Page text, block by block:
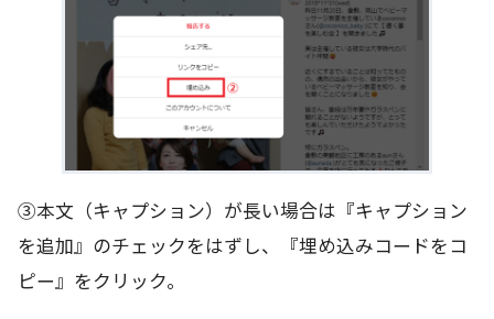
③本文（キャプション）が長い場合は『キャプション
を追加』のチェックをはずし、『埋め込みコードをコ
ピー』をクリック。